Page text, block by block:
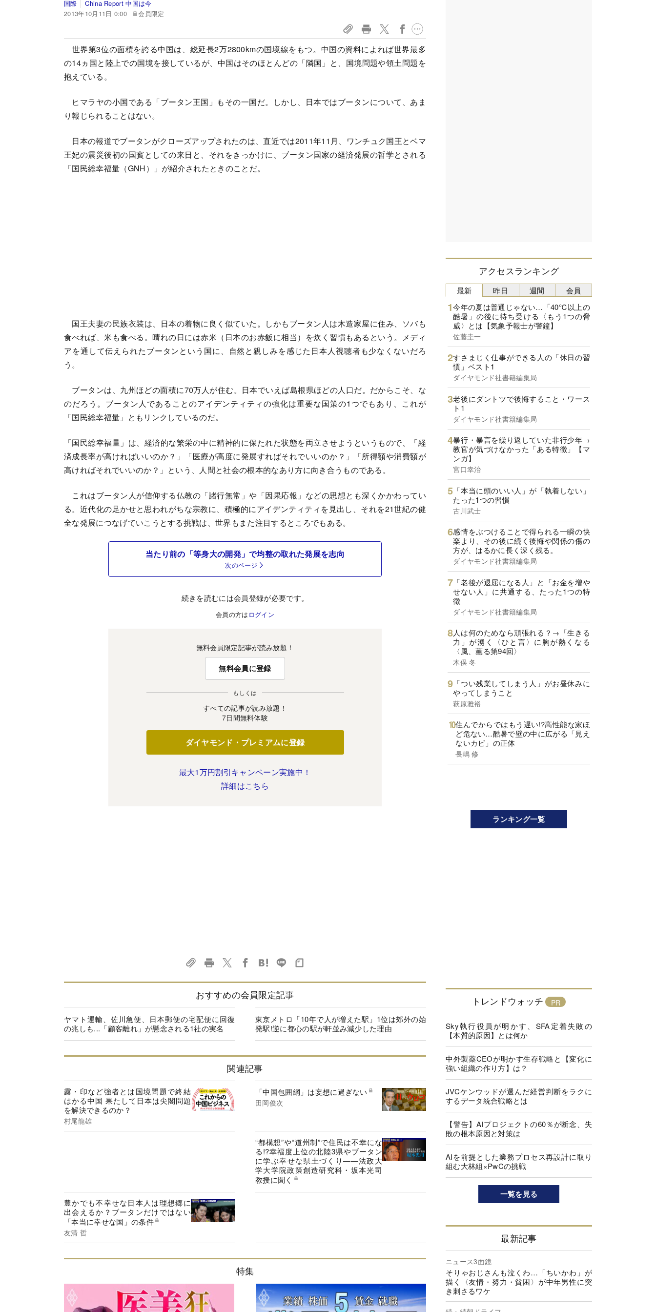
国際
China Report 中国は今
2013年10月11日 0:00
会員限定
世界第3位の面積を誇る中国は、総延長2万2800kmの国境線をもつ。中国の資料によれば世界最多
の14ヵ国と陸上での国境を接しているが、中国はそのほとんどの「隣国」と、国境問題や領土問題を
抱えている。
ヒマラヤの小国である「ブータン王国」もその一国だ。しかし、日本ではブータンについて、あま
り報じられることはない。
日本の報道でブータンがクローズアップされたのは、直近では2011年11月、ワンチュク国王とベマ
王妃の震災後初の国賓としての来日と、それをきっかけに、ブータン国家の経済発展の哲学とされる
「国民総幸福量（GNH）」が紹介されたときのことだ。
国王夫妻の民族衣装は、日本の着物に良く似ていた。しかもブータン人は木造家屋に住み、ソバも
食べれば、米も食べる。晴れの日には赤米（日本のお赤飯に相当）を炊く習慣もあるという。メディ
アを通して伝えられたブータンという国に、自然と親しみを感じた日本人視聴者も少なくないだろ
う。
ブータンは、九州ほどの面積に70万人が住む。日本でいえば島根県ほどの人口だ。だからこそ、な
のだろう。ブータン人であることのアイデンティティの強化は重要な国策の1つでもあり、これが
「国民総幸福量」ともリンクしているのだ。
「国民総幸福量」は、経済的な繁栄の中に精神的に保たれた状態を両立させようというもので、「経
済成長率が高ければいいのか？」「医療が高度に発展すればそれでいいのか？」「所得額や消費額が
高ければそれでいいのか？」という、人間と社会の根本的なあり方に向き合うものである。
これはブータン人が信仰する仏教の「諸行無常」や「因果応報」などの思想とも深くかかわってい
る。近代化の足かせと思われがちな宗教に、積極的にアイデンティティを見出し、それを21世紀の健
全な発展につなげていこうとする挑戦は、世界もまた注目するところでもある。
当たり前の「等身大の開発」で均整の取れた発展を志向
次のページ
続きを読むには会員登録が必要です。
会員の方は ログイン
無料会員限定記事が読み放題！
無料会員に登録
もしくは
すべての記事が読み放題！
7日間無料体験
ダイヤモンド・プレミアムに登録
最大1万円割引キャンペーン実施中！
詳細はこちら
おすすめの会員限定記事
ヤマト運輸、佐川急便、日本郵便の宅配便に回復
の兆しも...「顧客離れ」が懸念される1社の実名
東京メトロ「10年で人が増えた駅」1位は郊外の始
発駅!逆に都心の駅が軒並み減少した理由
関連記事
露・印など強者とは国境問題で終結
はかる中国 果たして日本は尖閣問題
を解決できるのか？
村尾龍雄
「中国包囲網」は妄想に過ぎない
田岡俊次
“都構想”や“道州制”で住民は不幸にな
る!?幸福度上位の北陸3県やブータン
に学ぶ幸せな県土づくり――法政大
学大学院政策創造研究科・坂本光司
教授に聞く
豊かでも不幸せな日本人は理想郷に
出会えるか？ブータンだけではない
「本当に幸せな国」の条件
友清 哲
特集
アクセスランキング
最新
今年の夏は普通じゃない…「40℃以上の
酷暑」の後に待ち受ける〈もう1つの脅
威〉とは【気象予報士が警鐘】
佐藤圭一
すさまじく仕事ができる人の「休日の習
慣」ベスト1
ダイヤモンド社書籍編集局
老後にダントツで後悔すること・ワース
ト1
ダイヤモンド社書籍編集局
暴行・暴言を繰り返していた非行少年→
教官が気づけなかった「ある特徴」【マ
ンガ】
宮口幸治
「本当に頭のいい人」が「執着しない」
たった1つの習慣
古川武士
感情をぶつけることで得られる一瞬の快
楽より、その後に続く後悔や関係の傷の
方が、はるかに長く深く残る。
ダイヤモンド社書籍編集局
「老後が退屈になる人」と「お金を増や
せない人」に共通する、たった1つの特
徴
ダイヤモンド社書籍編集局
人は何のためなら頑張れる？→「生きる
力」が湧く〈ひと言〉に胸が熱くなる
〈風、薫る第94回〉
木俣 冬
「つい残業してしまう人」がお昼休みに
やってしまうこと
萩原雅裕
住んでからではもう遅い!?高性能な家ほ
ど危ない…酷暑で壁の中に広がる「見え
ないカビ」の正体
長嶋 修
昨日 週間 会員
ランキング一覧
トレンドウォッチ
Sky執行役員が明かす、SFA定着失敗の
【本質的原因】とは何か
中外製薬CEOが明かす生存戦略と【変化に
強い組織の作り方】は？
JVCケンウッドが選んだ経営判断をラクに
するデータ統合戦略とは
【警告】AIプロジェクトの60％が断念、失
敗の根本原因と対策は
AIを前提とした業務プロセス再設計に取り
組む大林組×PwCの挑戦
一覧を見る
最新記事
ニュース3面鏡
そりゃおじさんも泣くわ…「ちいかわ」が
描く〈友情・努力・貧困〉が中年男性に突
き刺さるワケ